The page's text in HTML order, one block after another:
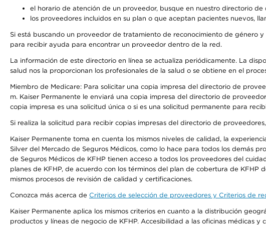
el horario de atención de un proveedor, busque en nuestro directorio de
los proveedores incluidos en su plan o que aceptan pacientes nuevos,
Si está buscando un proveedor de tratamiento de reconocimiento de género
para recibir ayuda para encontrar un proveedor dentro de la red.
La información de este directorio en línea se actualiza periódicamente. La
salud nos la proporcionan los profesionales de la salud o se obtiene en el
Miembro de Medicare: Para solicitar una copia impresa del directorio de
m. Kaiser Permanente le enviará una copia impresa del directorio de
copia impresa es una solicitud única o si es una solicitud permanente para
Si realiza la solicitud para recibir copias impresas del directorio de
Kaiser Permanente toma en cuenta los mismos niveles de calidad, la
Silver del Mercado de Seguros Médicos, como lo hace para todos los demás
de Seguros Médicos de KFHP tienen acceso a todos los proveedores del
planes de KFHP, de acuerdo con los términos del plan de cobertura de KFHP
mismos procesos de revisión de calidad y certificaciones.
Conozca más acerca de Criterios de selección de proveedores y Criterios de
Kaiser Permanente aplica los mismos criterios en cuanto a la distribución
productos y líneas de negocio de KFHP. Accesibilidad a las oficinas médicas